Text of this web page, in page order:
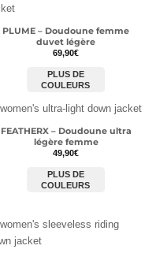
PLUME – Doudoune femme
duvet légère
69,90€
PLUS DE
COULEURS
FEATHERX – Doudoune ultra
légère femme
49,90€
PLUS DE
COULEURS